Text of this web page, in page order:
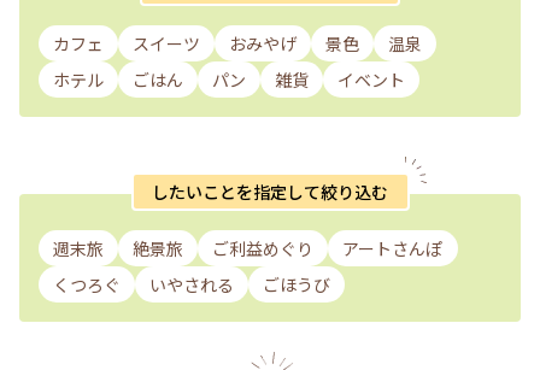
カフェ スイーツ おみやげ 景色
温泉
ホテル
ごはん パン 雑貨 イベント
したいことを指定して絞り込む
週末旅 絶景旅 ご利益めぐり
アートさんぽ
くつろぐ
いやされる ごほうび